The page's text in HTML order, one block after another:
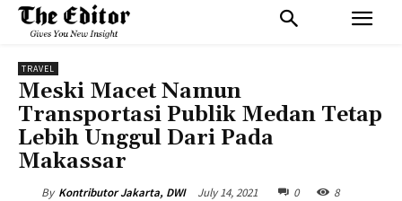
TRAVEL
Meski Macet Namun
Transportasi Publik Medan Tetap
Lebih Unggul Dari Pada
Makassar
By Kontributor Jakarta, DWI July 14, 2021 0 8